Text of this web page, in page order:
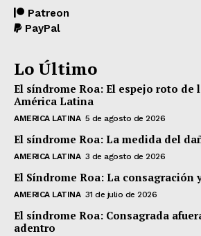
Patreon
PayPal
Lo Último
El síndrome Roa: El espejo roto de
América Latina
AMERICA LATINA 5 de agosto de 2026
El síndrome Roa: La medida del
AMERICA LATINA 3 de agosto de 2026
El Síndrome Roa: La consagración
AMERICA LATINA 31 de julio de 2026
El síndrome Roa: Consagrada
adentro